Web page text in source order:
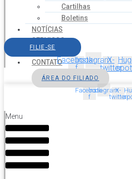
Cartilhas
Boletins
NOTÍCIAS
SERVIÇOS
AGENDA
CONTATO
FILIE-SE
Facebook-
f
InstagramX-
twitter
ÁREA DO FILIADO
Facebook-
f
InstagramX-
twitter
Menu